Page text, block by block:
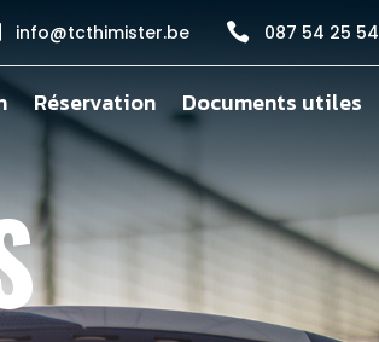
info@tcthimister.be  087 54 25 54
Réservation Documents utiles